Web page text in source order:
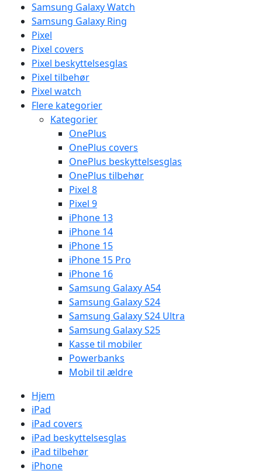
Samsung Galaxy Watch
Samsung Galaxy Ring
Pixel
Pixel covers
Pixel beskyttelsesglas
Pixel tilbehør
Pixel watch
Flere kategorier
Kategorier
OnePlus
OnePlus covers
OnePlus beskyttelsesglas
OnePlus tilbehør
Pixel 8
Pixel 9
iPhone 13
iPhone 14
iPhone 15
iPhone 15 Pro
iPhone 16
Samsung Galaxy A54
Samsung Galaxy S24
Samsung Galaxy S24 Ultra
Samsung Galaxy S25
Kasse til mobiler
Powerbanks
Mobil til ældre
Hjem
iPad
iPad covers
iPad beskyttelsesglas
iPad tilbehør
iPhone